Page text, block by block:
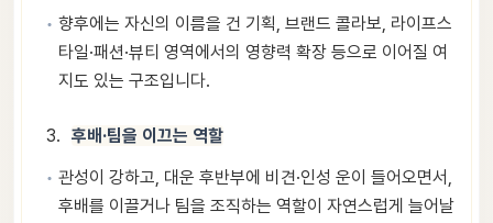
향후에는 자신의 이름을 건 기획, 브랜드 콜라보, 라이프스
타일·패션·뷰티 영역에서의 영향력 확장 등으로 이어질 여
지도 있는 구조입니다.
후배·팀을 이끄는 역할
관성이 강하고, 대운 후반부에 비견·인성 운이 들어오면서,
후배를 이끌거나 팀을 조직하는 역할이 자연스럽게 늘어날